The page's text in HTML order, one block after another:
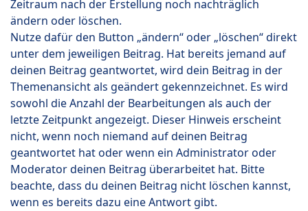
Zeitraum nach der Erstellung noch nachträglich
ändern oder löschen.
Nutze dafür den Button „ändern“ oder „löschen“ direkt
unter dem jeweiligen Beitrag. Hat bereits jemand auf
deinen Beitrag geantwortet, wird dein Beitrag in der
Themenansicht als geändert gekennzeichnet. Es wird
sowohl die Anzahl der Bearbeitungen als auch der
letzte Zeitpunkt angezeigt. Dieser Hinweis erscheint
nicht, wenn noch niemand auf deinen Beitrag
geantwortet hat oder wenn ein Administrator oder
Moderator deinen Beitrag überarbeitet hat. Bitte
beachte, dass du deinen Beitrag nicht löschen kannst,
wenn es bereits dazu eine Antwort gibt.